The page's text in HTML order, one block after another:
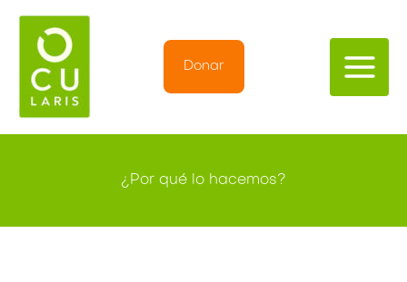
contenido
Donar
¿Por qué lo hacemos?